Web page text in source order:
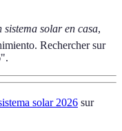
solar en casa,
Rechercher sur
solar 2026 sur